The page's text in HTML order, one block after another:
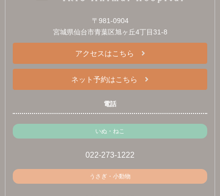
〒981-0904
宮城県仙台市青葉区旭ヶ丘4丁目31-8
アクセスはこちら
ネット予約はこちら
電話
いぬ・ねこ
022-273-1222
うさぎ・小動物